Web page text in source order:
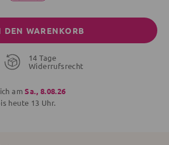
DEN WARENKORB
14 Tage
Widerrufsrecht
amSa., 8.08.26
heute 13 Uhr.